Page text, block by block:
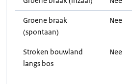
Groene braak
(spontaan)
Nee
Stroken bouwland
langs bos
Nee